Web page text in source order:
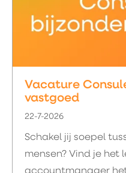
Vacature
vastgoed
22-7-2026
Schakel jij soepel
mensen? Vind je het